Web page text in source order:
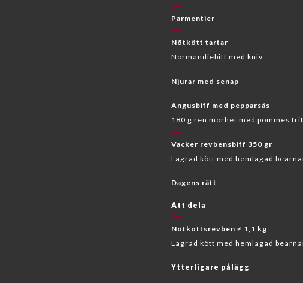
Parmentier
Nötkött tartar
Normandiebiff med kniv
Njurar med senap
Angusbiff med pepparsås
180 g ren mörhet med pommes
Vacker revbensbiff 350 gr
Lagrad kött med hemlagad
Dagens rätt
Att dela
Nötköttsrevben ≠ 1,1 kg
Lagrad kött med hemlagad
Ytterligare pålägg